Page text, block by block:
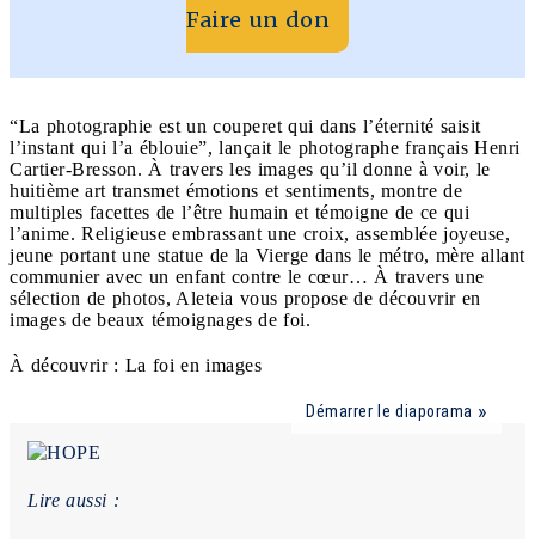
Faire un don
“La photographie est un couperet qui dans l’éternité saisit
l’instant qui l’a éblouie”, lançait le photographe français Henri
Cartier-Bresson. À travers les images qu’il donne à voir, le
huitième art transmet émotions et sentiments, montre de
multiples facettes de l’être humain et témoigne de ce qui
l’anime. Religieuse embrassant une croix, assemblée joyeuse,
jeune portant une statue de la Vierge dans le métro, mère allant
communier avec un enfant contre le cœur… À travers une
sélection de photos, Aleteia vous propose de découvrir en
images de beaux témoignages de foi.
À découvrir : La foi en images
Démarrer le diaporama
Lire aussi :